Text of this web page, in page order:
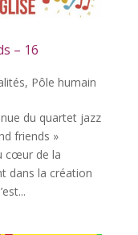
– 16
, Pôle humain
du quartet jazz
friends »
cœur de la
dans la création